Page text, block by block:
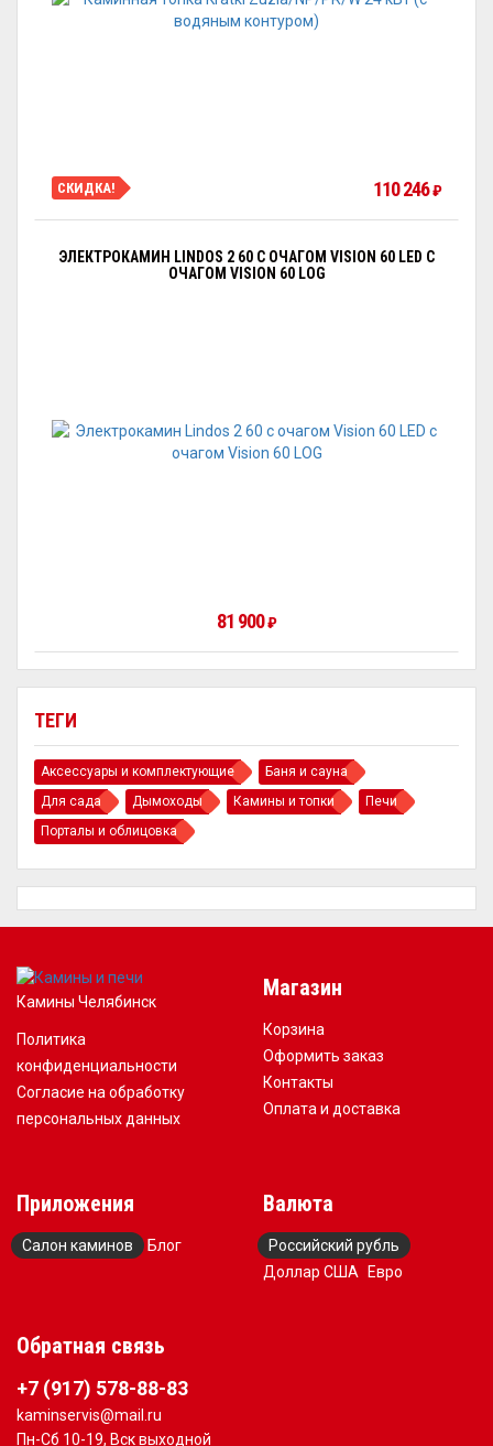
ТЕГИ
Аксессуары и комплектующие
Баня и сауна
Для сада
Дымоходы Камины и топки
Печи
Порталы и облицовка
СКИДКА! 110 246₽
ЭЛЕКТРОКАМИН LINDOS 2 60 С ОЧАГОМ VISION 60 LED С
ОЧАГОМ VISION 60 LOG
81 900₽
Камины Челябинск
Политика
конфиденциальности
Согласие на обработку
персональных данных
Магазин
Корзина
Оформить заказ
Контакты
Оплата и доставка
Приложения
Салон каминов Блог
Валюта
Российский рубль
Доллар США
Евро
Обратная связь
+7 (917) 578-88-83
kaminservis@mail.ru
Пн-Сб 10-19, Вск выходной